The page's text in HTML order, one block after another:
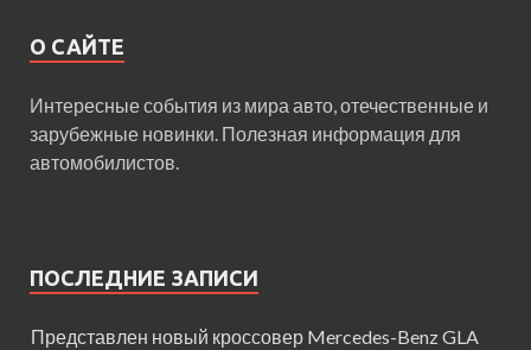
О САЙТЕ
Интересные события из мира авто, отечественные и
зарубежные новинки. Полезная информация для
автомобилистов.
ПОСЛЕДНИЕ ЗАПИСИ
Представлен новый кроссовер Mercedes-Benz GLA